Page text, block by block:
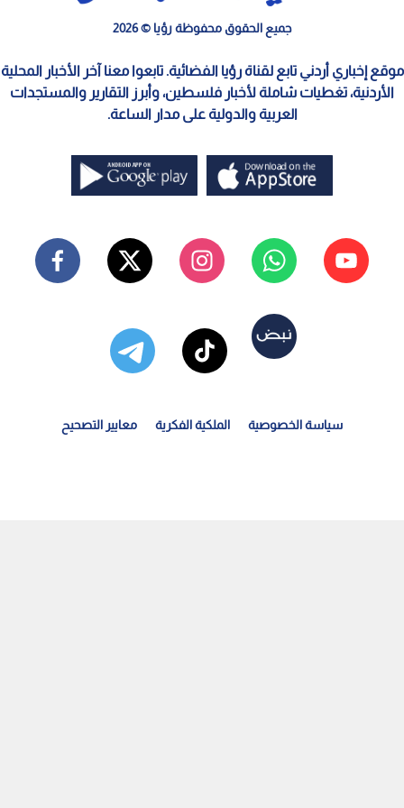
جميع الحقوق محفوظة رؤيا © 2026
موقع إخباري أردني تابع لقناة رؤيا الفضائية. تابعوا معنا آخر الأخبار المحلية
الأردنية، تغطيات شاملة لأخبار فلسطين، وأبرز التقارير والمستجدات
العربية والدولية على مدار الساعة.
سياسة الخصوصية الملكية الفكرية معايير التصحيح